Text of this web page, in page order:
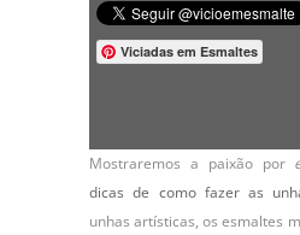
Viciadas em Esmaltes
Mostraremos a paixão por
dicas de como fazer as
unhas artísticas, osesmaltes